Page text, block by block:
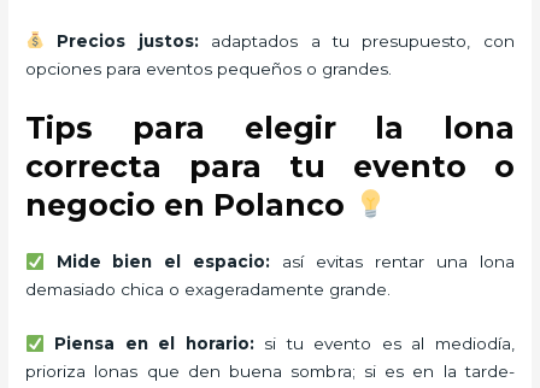
Precios justos:adaptados a tu presupuesto, con
opciones para eventos pequeños o grandes.
Tips para elegir la lona
correcta para tu evento o
negocio en Polanco
Mide bien el espacio: así evitas rentar una lona
demasiado chica o exageradamente grande.
Piensa en el horario:si tu evento es al mediodía,
prioriza lonas que den buena sombra; si es en la tarde-